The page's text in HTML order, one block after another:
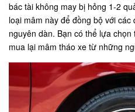
bác tài không may bị hỏng 1-2
loại mâm này để đồng bộ với
nguyên dàn. Bạn có thể lựa
mua lại mâm tháo xe từ những